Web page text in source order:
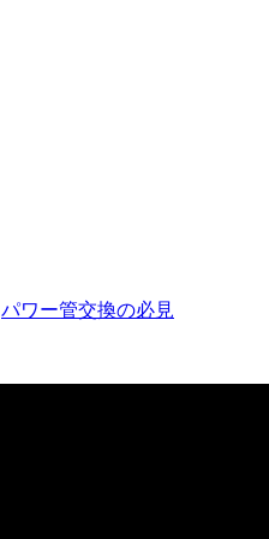
パワー管交換の必見